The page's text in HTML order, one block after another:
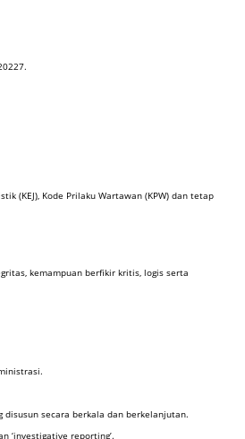
(KEJ), Kode Prilaku Wartawan (KPW) dan tetap
kemampuan berfikir kritis, logis serta
disusun secara berkala dan berkelanjutan.
‘investigative reporting’.